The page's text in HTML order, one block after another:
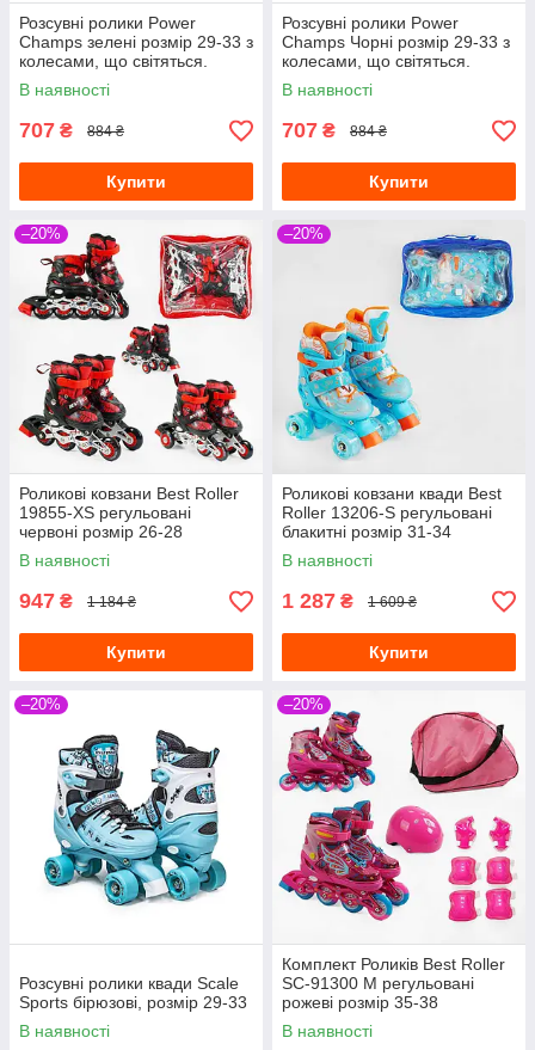
Розсувні ролики Power
Champs зелені розмір 29-33 з
колесами, що світяться.
В наявності
707 ₴ 884 ₴
Купити
Розсувні ролики Power
Champs Чорні розмір 29-33 з
колесами, що світяться.
В наявності
707 ₴ 884 ₴
Купити
–20%
Роликові ковзани Best Roller
19855-XS регульовані
червоні розмір 26-28
В наявності
947 ₴ 1 184 ₴
Купити
–20%
Роликові ковзани квади Best
Roller 13206-S регульовані
блакитні розмір 31-34
В наявності
1 287 ₴ 1 609 ₴
Купити
–20%
Розсувні ролики квади Scale
Sports бірюзові, розмір 29-33
В наявності
–20%
Комплект Роликів Best Roller
SC-91300 М регульовані
рожеві розмір 35-38
В наявності